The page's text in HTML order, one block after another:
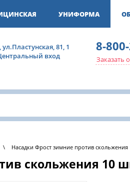
УНИФОРМА
ул.Пластунская, 81, 1
вход
8-
Заказать
\ Насадки Фрост зимние против
скольжения 10